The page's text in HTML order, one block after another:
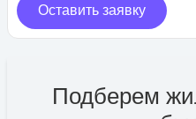
Оставить заявку
Подберем